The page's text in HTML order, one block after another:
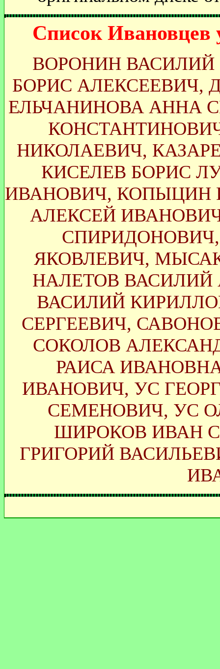
Список Ивановцев
ВОРОНИН
БОРИС АЛЕКСЕЕВИЧ,
ЕЛЬЧАНИНОВА АННА
НИКОЛАЕВИЧ,
КИСЕЛЕВ БОРИС
ИВАНОВИЧ, КОПЫЦИН
АЛЕКСЕЙ
ЯКОВЛЕВИЧ,
НАЛЕТОВ ВАСИЛИЙ
ВАСИЛИЙ
СЕРГЕЕВИЧ,
СОКОЛОВ
РАИСА
ИВАНОВИЧ, УС
СЕМЕНОВИЧ, УС
ШИРОКОВ ИВАН
ГРИГОРИЙ